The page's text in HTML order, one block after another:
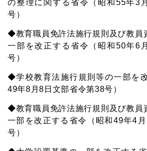
の整理に関する省令（昭和55年3
号）
◆教育職員免許法施行規則及び教員
一部を改正する省令（昭和50年6
号）
◆学校教育法施行規則等の一部を
49年8月8日文部省令第38号）
◆教育職員免許法施行規則及び教員
一部を改正する省令（昭和49年4
号）